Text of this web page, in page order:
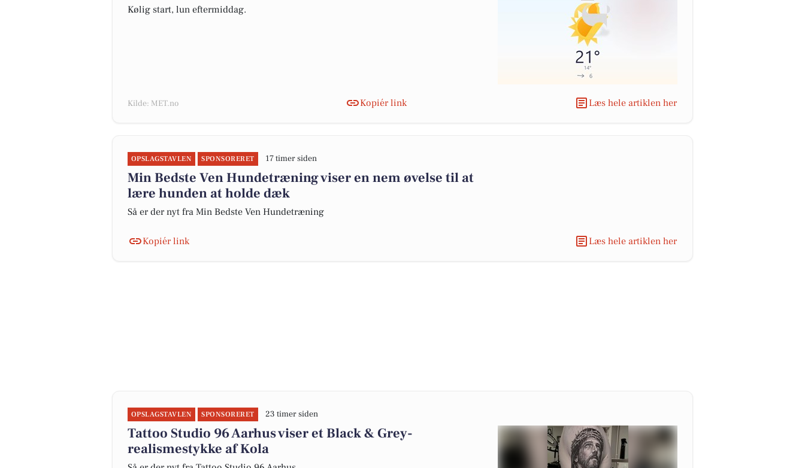
Kølig start, lun eftermiddag.
Kilde: MET.no Kopiér link Læs hele artiklen her
OPSLAGSTAVLEN SPONSORERET 17 timer siden
Min Bedste Ven Hundetræning viser en nem øvelse til at
lære hunden at holde dæk
Så er der nyt fra Min Bedste Ven Hundetræning
Kopiér link Læs hele artiklen her
OPSLAGSTAVLEN SPONSORERET 23 timer siden
Tattoo Studio 96 Aarhus viser et Black & Grey-
realismestykke af Kola